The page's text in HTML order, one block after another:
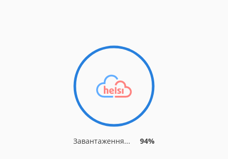
Завантаження... 94%